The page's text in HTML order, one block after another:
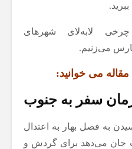
لابه‌لای شهرهای
می‌زنیم.
می خوانید:
زمان سفر به جنوب
به فصل بهار به اعتدال
جان می‌دهد برای گردش و